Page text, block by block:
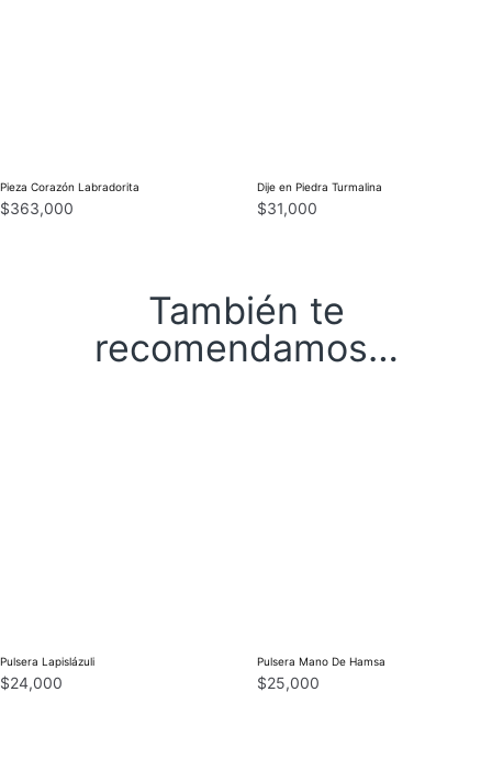
Pieza Corazón Labradorita
$363,000
Dije en Piedra Turmalina
$31,000
También te
recomendamos…
Pulsera Lapislázuli
$24,000
Pulsera Mano De Hamsa
$25,000